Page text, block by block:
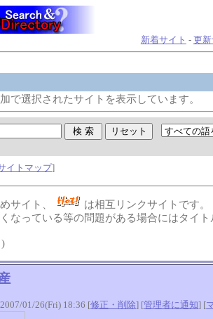
新着サイト - 更
で選択されたサイトを表示しています。
イトマップ]
サイト、
は相互リンクサイトです。
なっている等の問題がある場合にはタイト
)
01/26(Fri) 18:36 [修正・削除] [管理者に通知] [